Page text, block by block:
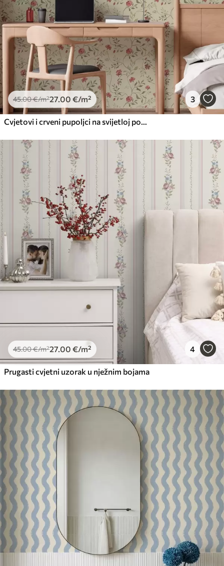
45.0027.00
Premium
56.6734 .00 €/m²
Premium vinil
66.6740.00€/m²
45.00€/m²27.00 €/m² 3
Cvjetovi i crveni pupoljci na svijetloj pozadini
45.00€/m²27.00 €/m² 4
Prugasti cvjetni uzorak u nježnim bojama